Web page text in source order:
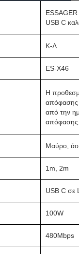
USB C
Κ-Λ
ES-X46
Η
απόφασης
από την
Μαύρο,
1m, 2m
USB C σε
100W
480Mbps